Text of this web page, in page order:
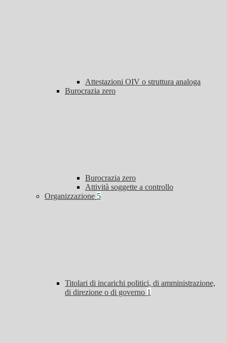
Attestazioni OIV o struttura analoga
Burocrazia zero
Burocrazia zero
Attività soggette a controllo
Organizzazione 5
Titolari di incarichi politici, di amministrazione,
di direzione o di governo 1